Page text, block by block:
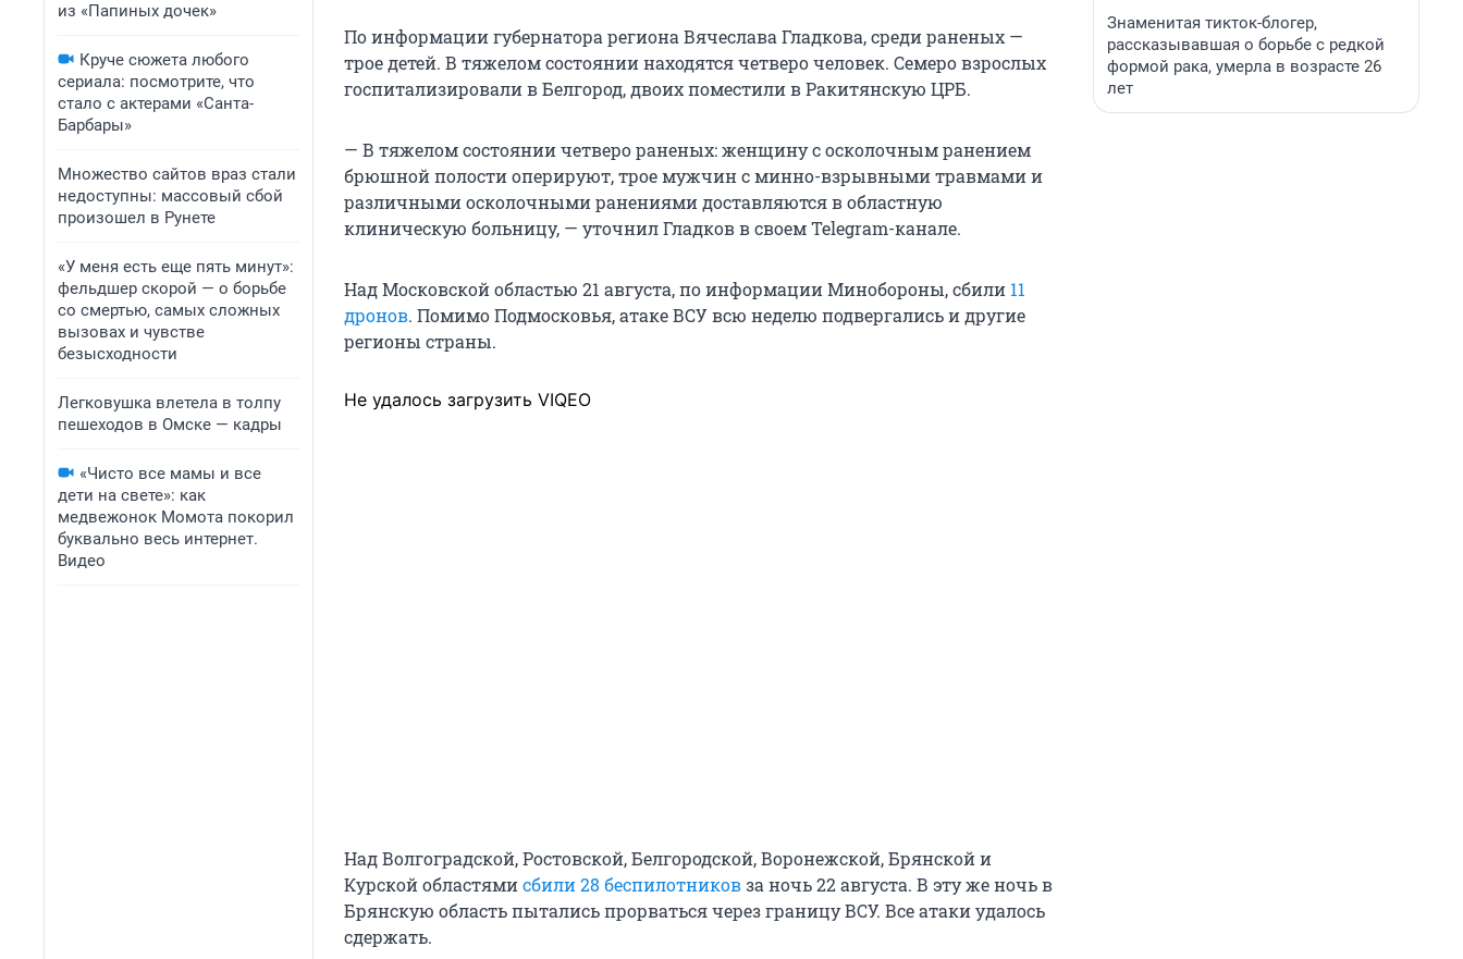
из «Папиных дочек»
Круче сюжета любого
сериала: посмотрите, что
стало с актерами «Санта-
Барбары»
Множество сайтов враз стали
недоступны: массовый сбой
произошел в Рунете
«У меня есть еще пять минут»:
фельдшер скорой — о борьбе
со смертью, самых сложных
вызовах и чувстве
безысходности
Легковушка влетела в толпу
пешеходов в Омске — кадры
«Чисто все мамы и все
дети на свете»: как
медвежонок Момота покорил
буквально весь интернет.
Видео
По информации губернатора региона Вячеслава Гладкова, среди раненых —
трое детей. В тяжелом состоянии находятся четверо человек. Семеро взрослых
госпитализировали в Белгород, двоих поместили в Ракитянскую ЦРБ.
— В тяжелом состоянии четверо раненых: женщину с осколочным ранением
брюшной полости оперируют, трое мужчин с минно-взрывными травмами и
различными осколочными ранениями доставляются в областную
клиническую больницу, — уточнил Гладков в своем Telegram-канале.
Над Московской областью 21 августа, по информации Минобороны, сбили 11
дронов. Помимо Подмосковья, атаке ВСУ всю неделю подвергались и другие
регионы страны.
Не удалось загрузить VIQEO
Над Волгоградской, Ростовской, Белгородской, Воронежской, Брянской и
Курской областямисбили 28 беспилотниковза ночь 22 августа. В эту же ночь в
Брянскую область пытались прорваться через границу ВСУ. Все атаки удалось
сдержать.
Знаменитая тикток-блогер,
рассказывавшая о борьбе с редкой
формой рака, умерла в возрасте 26
лет